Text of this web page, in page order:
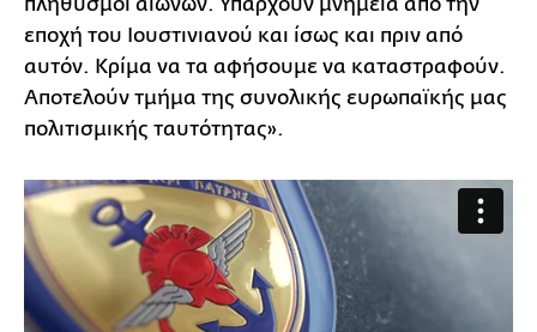
εποχή του Ιουστινιανού και ίσως και πριν από
αυτόν. Κρίμα να τα αφήσουμε να καταστραφούν.
Αποτελούν τμήμα της συνολικής ευρωπαϊκής μας
πολιτισμικής ταυτότητας».